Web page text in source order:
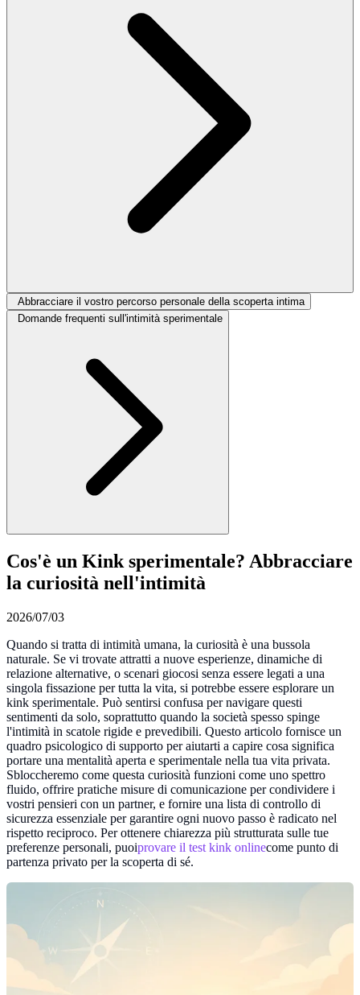
Abbracciare il vostro percorso personale della scoperta intima
Domande frequenti sull'intimità sperimentale
Cos'è un Kink sperimentale? Abbracciare
la curiosità nell'intimità
2026/07/03
Quando si tratta di intimità umana, la curiosità è una bussola
naturale. Se vi trovate attratti a nuove esperienze, dinamiche di
relazione alternative, o scenari giocosi senza essere legati a una
singola fissazione per tutta la vita, si potrebbe essere esplorare un
kink sperimentale. Può sentirsi confusa per navigare questi
sentimenti da solo, soprattutto quando la società spesso spinge
l'intimità in scatole rigide e prevedibili. Questo articolo fornisce un
quadro psicologico di supporto per aiutarti a capire cosa significa
portare una mentalità aperta e sperimentale nella tua vita privata.
Sbloccheremo come questa curiosità funzioni come uno spettro
fluido, offrire pratiche misure di comunicazione per condividere i
vostri pensieri con un partner, e fornire una lista di controllo di
sicurezza essenziale per garantire ogni nuovo passo è radicato nel
rispetto reciproco. Per ottenere chiarezza più strutturata sulle tue
preferenze personali, puoiprovare il test kink onlinecome punto di
partenza privato per la scoperta di sé.